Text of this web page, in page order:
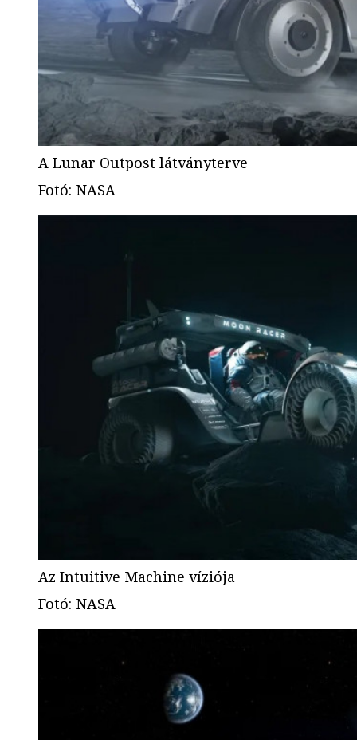
A Lunar Outpost látványterve
Fotó: NASA
Az Intuitive Machine víziója
Fotó: NASA